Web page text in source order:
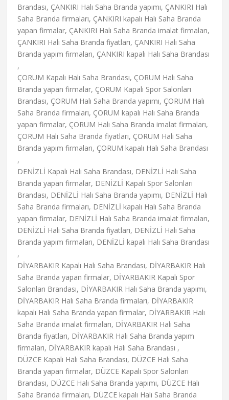
Brandası, ÇANKIRI Halı Saha Branda yapımı, ÇANKIRI Halı
Saha Branda firmaları, ÇANKIRI kapalı Halı Saha Branda
yapan firmalar, ÇANKIRI Halı Saha Branda imalat firmaları,
ÇANKIRI Halı Saha Branda fiyatları, ÇANKIRI Halı Saha
Branda yapım firmaları, ÇANKIRI kapalı Halı Saha Brandası
,
ÇORUM Kapalı Halı Saha Brandası, ÇORUM Halı Saha
Branda yapan firmalar, ÇORUM Kapalı Spor Salonları
Brandası, ÇORUM Halı Saha Branda yapımı, ÇORUM Halı
Saha Branda firmaları, ÇORUM kapalı Halı Saha Branda
yapan firmalar, ÇORUM Halı Saha Branda imalat firmaları,
ÇORUM Halı Saha Branda fiyatları, ÇORUM Halı Saha
Branda yapım firmaları, ÇORUM kapalı Halı Saha Brandası
,
DENİZLİ Kapalı Halı Saha Brandası, DENİZLİ Halı Saha
Branda yapan firmalar, DENİZLİ Kapalı Spor Salonları
Brandası, DENİZLİ Halı Saha Branda yapımı, DENİZLİ Halı
Saha Branda firmaları, DENİZLİ kapalı Halı Saha Branda
yapan firmalar, DENİZLİ Halı Saha Branda imalat firmaları,
DENİZLİ Halı Saha Branda fiyatları, DENİZLİ Halı Saha
Branda yapım firmaları, DENİZLİ kapalı Halı Saha Brandası
,
DİYARBAKIR Kapalı Halı Saha Brandası, DİYARBAKIR Halı
Saha Branda yapan firmalar, DİYARBAKIR Kapalı Spor
Salonları Brandası, DİYARBAKIR Halı Saha Branda yapımı,
DİYARBAKIR Halı Saha Branda firmaları, DİYARBAKIR
kapalı Halı Saha Branda yapan firmalar, DİYARBAKIR Halı
Saha Branda imalat firmaları, DİYARBAKIR Halı Saha
Branda fiyatları, DİYARBAKIR Halı Saha Branda yapım
firmaları, DİYARBAKIR kapalı Halı Saha Brandası ,
DÜZCE Kapalı Halı Saha Brandası, DÜZCE Halı Saha
Branda yapan firmalar, DÜZCE Kapalı Spor Salonları
Brandası, DÜZCE Halı Saha Branda yapımı, DÜZCE Halı
Saha Branda firmaları, DÜZCE kapalı Halı Saha Branda